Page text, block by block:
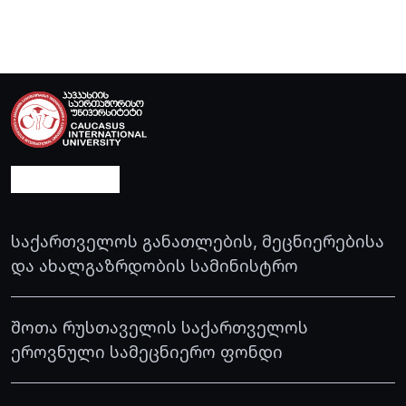
საქართველოს განათლების, მეცნიერებისა
და ახალგაზრდობის სამინისტრო
შოთა რუსთაველის საქართველოს
ეროვნული სამეცნიერო ფონდი